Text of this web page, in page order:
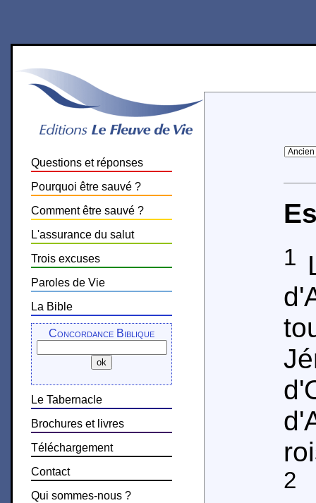
Questions et réponses
Pourquoi être sauvé ?
Comment être sauvé ?
L'assurance du salut
Trois excuses
Paroles de Vie
La Bible
Concordance Biblique
Le Tabernacle
Brochures et livres
Téléchargement
Contact
Qui sommes-nous ?
1
2